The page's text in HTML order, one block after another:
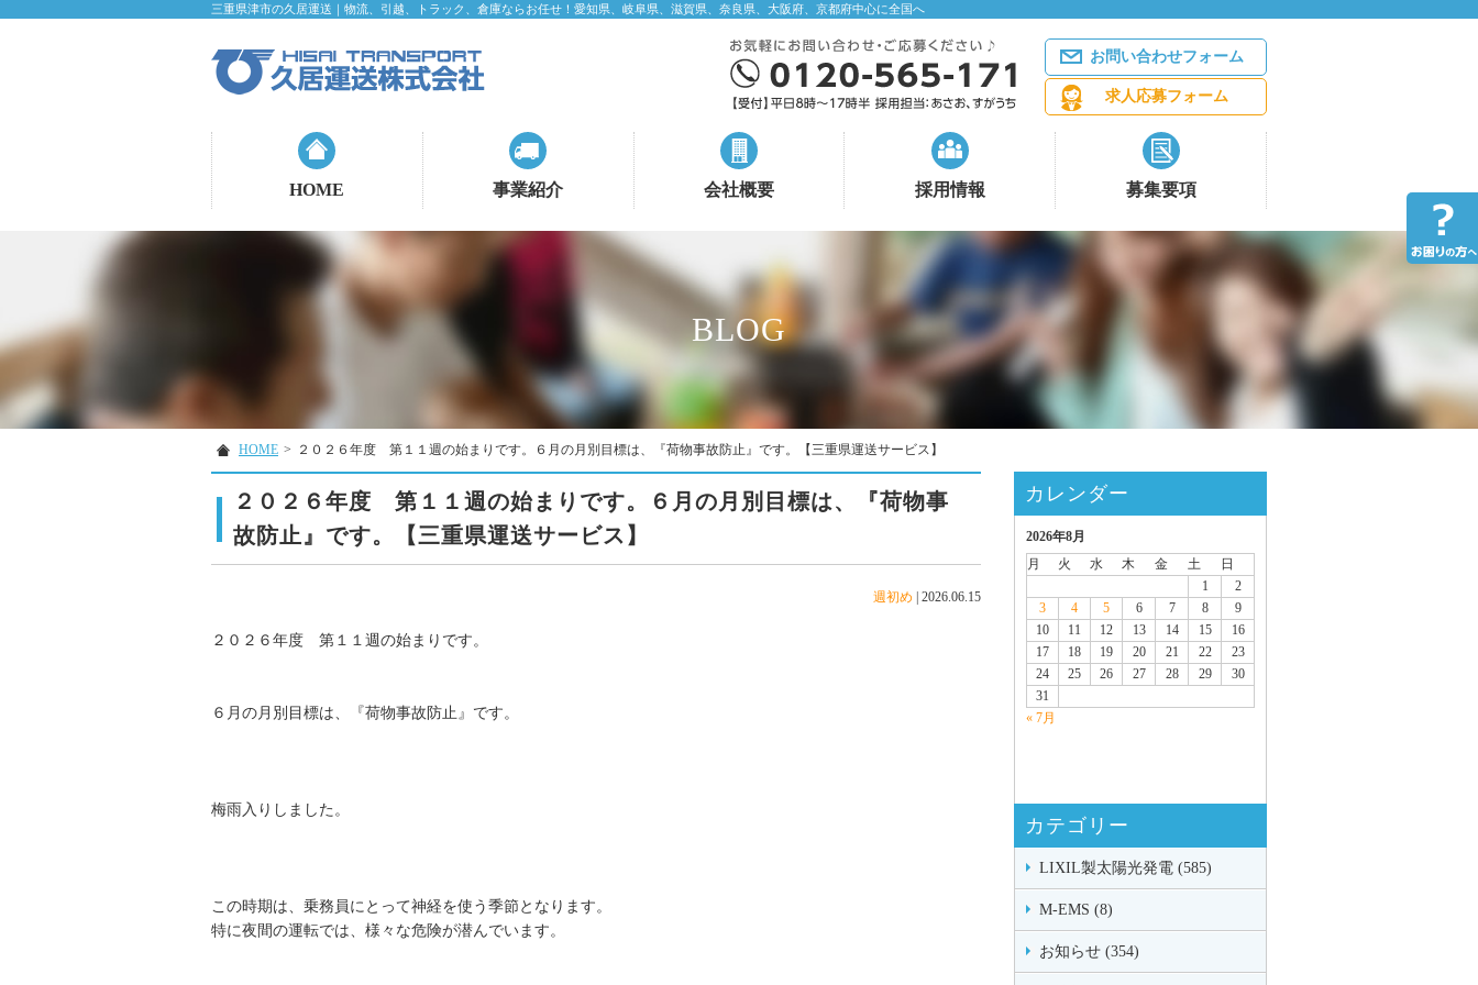
三重県津市の久居運送｜物流、引越、トラック、倉庫ならお任せ！愛知県、岐阜県、滋賀県、奈良県、大阪府、京都府中心に全国へ
お問い合わせフォーム
求人応募フォーム
HOME 事業紹介 会社概要 採用情報 募集要項
BLOG
HOME > ２０２６年度 第１１週の始まりです。６月の月別目標は、『荷物事故防止』です。【三重県運送サービス】
２０２６年度 第１１週の始まりです。６月の月別目標は、『荷物事
故防止』です。【三重県運送サービス】
週初め 2026.06.15
２０２６年度 第１１週の始まりです。
６月の月別目標は、『荷物事故防止』です。
梅雨入りしました。
この時期は、乗務員にとって神経を使う季節となります。
特に夜間の運転では、様々な危険が潜んでいます。
カレンダー
2026年8月
月
火 水 木 金 土
日
1
2
3
4 5 6 7 8
9
10
11 12 13 14 15
16
17
18 19 20 21 22
23
24
25 26 27 28 29
30
31
« 7月
カテゴリー
LIXIL製太陽光発電 (585)
M-EMS (8)
お知らせ (354)